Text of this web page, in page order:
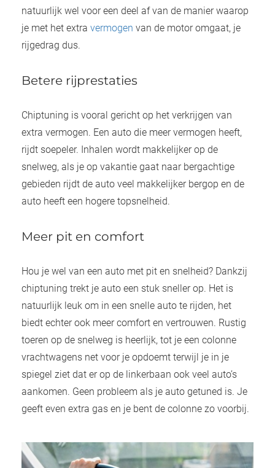
natuurlijk wel voor een deel af van de manier waarop
je met het extra vermogen van de motor omgaat, je
rijgedrag dus.
Betere rijprestaties
Chiptuning is vooral gericht op het verkrijgen van
extra vermogen. Een auto die meer vermogen heeft,
rijdt soepeler. Inhalen wordt makkelijker op de
snelweg, als je op vakantie gaat naar bergachtige
gebieden rijdt de auto veel makkelijker bergop en de
auto heeft een hogere topsnelheid.
Meer pit en comfort
Hou je wel van een auto met pit en snelheid? Dankzij
chiptuning trekt je auto een stuk sneller op. Het is
natuurlijk leuk om in een snelle auto te rijden, het
biedt echter ook meer comfort en vertrouwen. Rustig
toeren op de snelweg is heerlijk, tot je een colonne
vrachtwagens net voor je opdoemt terwijl je in je
spiegel ziet dat er op de linkerbaan ook veel auto’s
aankomen. Geen probleem als je auto getuned is. Je
geeft even extra gas en je bent de colonne zo voorbij.